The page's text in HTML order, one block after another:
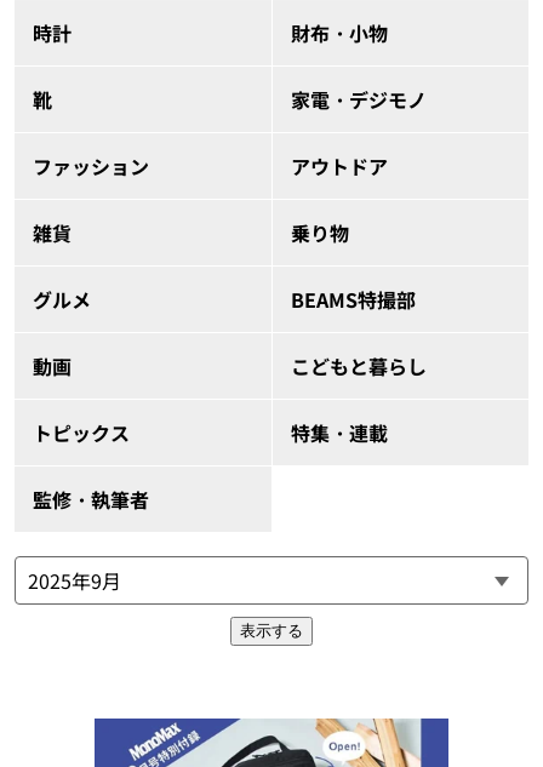
時計 財布・小物
靴 家電・デジモノ
ファッション アウトドア
雑貨 乗り物
グルメ BEAMS特撮部
動画 こどもと暮らし
トピックス 特集・連載
監修・執筆者
表示する